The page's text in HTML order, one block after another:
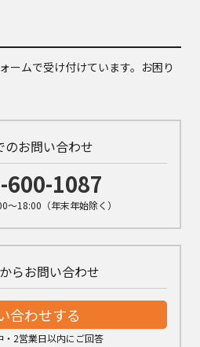
ームで受け付けています。お困り
のお問い合わせ
600-1087
～18:00（年末年始除く）
らお問い合わせ
合わせする
・2営業日以内にご回答